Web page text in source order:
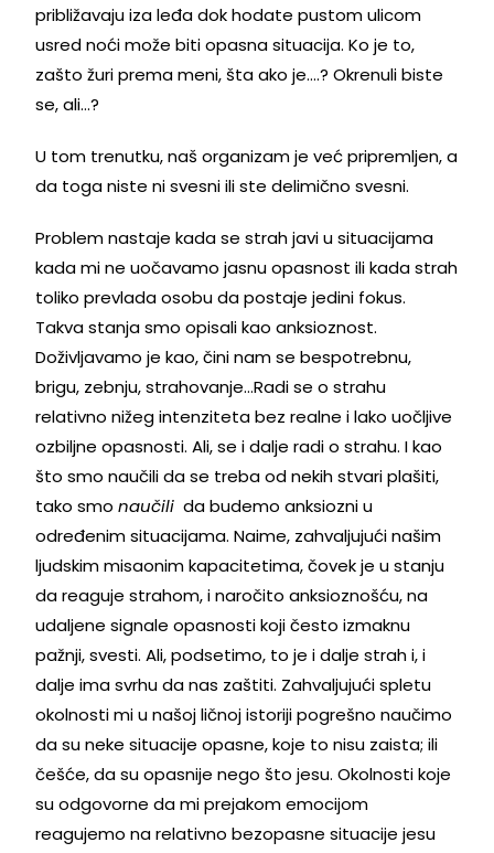
približavaju iza leđa dok hodate pustom ulicom
usred noći može biti opasna situacija. Ko je to,
zašto žuri prema meni, šta ako je….? Okrenuli biste
se, ali…?
U tom trenutku, naš organizam je već pripremljen, a
da toga niste ni svesni ili ste delimično svesni.
Problem nastaje kada se strah javi u situacijama
kada mi ne uočavamo jasnu opasnost ili kada strah
toliko prevlada osobu da postaje jedini fokus.
Takva stanja smo opisali kao anksioznost.
Doživljavamo je kao, čini nam se bespotrebnu,
brigu, zebnju, strahovanje…Radi se o strahu
relativno nižeg intenziteta bez realne i lako uočljive
ozbiljne opasnosti. Ali, se i dalje radi o strahu. I kao
što smo naučili da se treba od nekih stvari plašiti,
tako smonaučili da budemo anksiozni u
određenim situacijama. Naime, zahvaljujući našim
ljudskim misaonim kapacitetima, čovek je u stanju
da reaguje strahom, i naročito anksioznošću, na
udaljene signale opasnosti koji često izmaknu
pažnji, svesti. Ali, podsetimo, to je i dalje strah i, i
dalje ima svrhu da nas zaštiti. Zahvaljujući spletu
okolnosti mi u našoj ličnoj istoriji pogrešno naučimo
da su neke situacije opasne, koje to nisu zaista; ili
češće, da su opasnije nego što jesu. Okolnosti koje
su odgovorne da mi prejakom emocijom
reagujemo na relativno bezopasne situacije jesu